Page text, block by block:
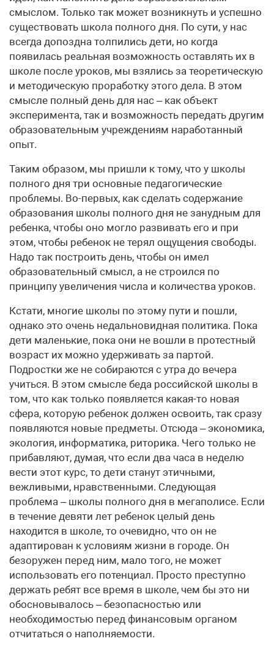
смыслом. Только так может возникнуть и успешно
существовать школа полного дня. По сути, у нас
всегда допоздна толпились дети, но когда
появилась реальная возможность оставлять их в
школе после уроков, мы взялись за теоретическую
и методическую проработку этого дела. В этом
смысле полный день для нас – как объект
эксперимента, так и возможность передать другим
образовательным учреждениям наработанный
опыт.
Таким образом, мы пришли к тому, что у школы
полного дня три основные педагогические
проблемы. Во-первых, как сделать содержание
образования школы полного дня не занудным для
ребенка, чтобы оно могло развивать его и при
этом, чтобы ребенок не терял ощущения свободы.
Надо так построить день, чтобы он имел
образовательный смысл, а не строился по
принципу увеличения числа и количества уроков.
Кстати, многие школы по этому пути и пошли,
однако это очень недальновидная политика. Пока
дети маленькие, пока они не вошли в протестный
возраст их можно удерживать за партой.
Подростки же не собираются с утра до вечера
учиться. В этом смысле беда российской школы в
том, что как только появляется какая-то новая
сфера, которую ребенок должен освоить, так сразу
появляются новые предметы. Отсюда – экономика,
экология, информатика, риторика. Чего только не
прибавляют, думая, что если два часа в неделю
вести этот курс, то дети станут этичными,
вежливыми, нравственными. Следующая
проблема – школы полного дня в мегаполисе. Если
в течение девяти лет ребенок целый день
находится в школе, то очевидно, что он не
адаптирован к условиям жизни в городе. Он
безоружен перед ним, мало того, не может
использовать его потенциал. Просто преступно
держать ребят все время в школе, чем бы это ни
обосновывалось – безопасностью или
необходимостью перед финансовым органом
отчитаться о наполняемости.